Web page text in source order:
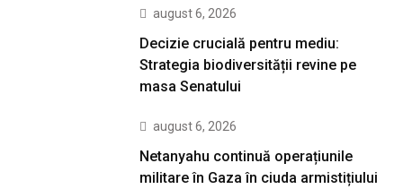
august 6, 2026
Decizie crucială pentru mediu:
Strategia biodiversității revine pe
masa Senatului
august 6, 2026
Netanyahu continuă operațiunile
militare în Gaza în ciuda armistițiului